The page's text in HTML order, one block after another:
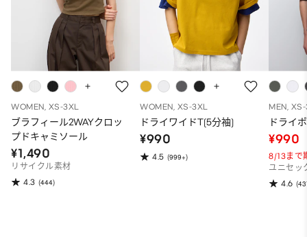
WOMEN, XS-3XL
ブラフィール2WAYクロッ
プドキャミソール
¥1,490
リサイクル素材
4.3 (444)
WOMEN, XS-3XL
ドライワイドT(5分袖)
¥990
4.5 (999+)
MEN,
ドライ
¥990
8/13まで
ユニセッ
4.6